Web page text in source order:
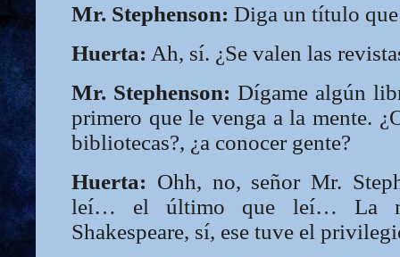
Mr. Stephenson: Diga un título
Huerta: Ah, sí. ¿Se valen las
Mr. Stephenson: Dígame algún
primero que le venga a la mente.
bibliotecas?, ¿a conocer gente?
Huerta: Ohh, no, señor Mr.
leí… el último que leí… La
Shakespeare, sí, ese tuve el